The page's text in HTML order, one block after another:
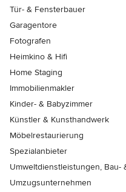
Tür- & Fensterbauer
Garagentore
Fotografen
Heimkino & Hifi
Home Staging
Immobilienmakler
Kinder- & Babyzimmer
Künstler & Kunsthandwerk
Möbelrestaurierung
Spezialanbieter
Umweltdienstleistungen, Bau-
Umzugsunternehmen